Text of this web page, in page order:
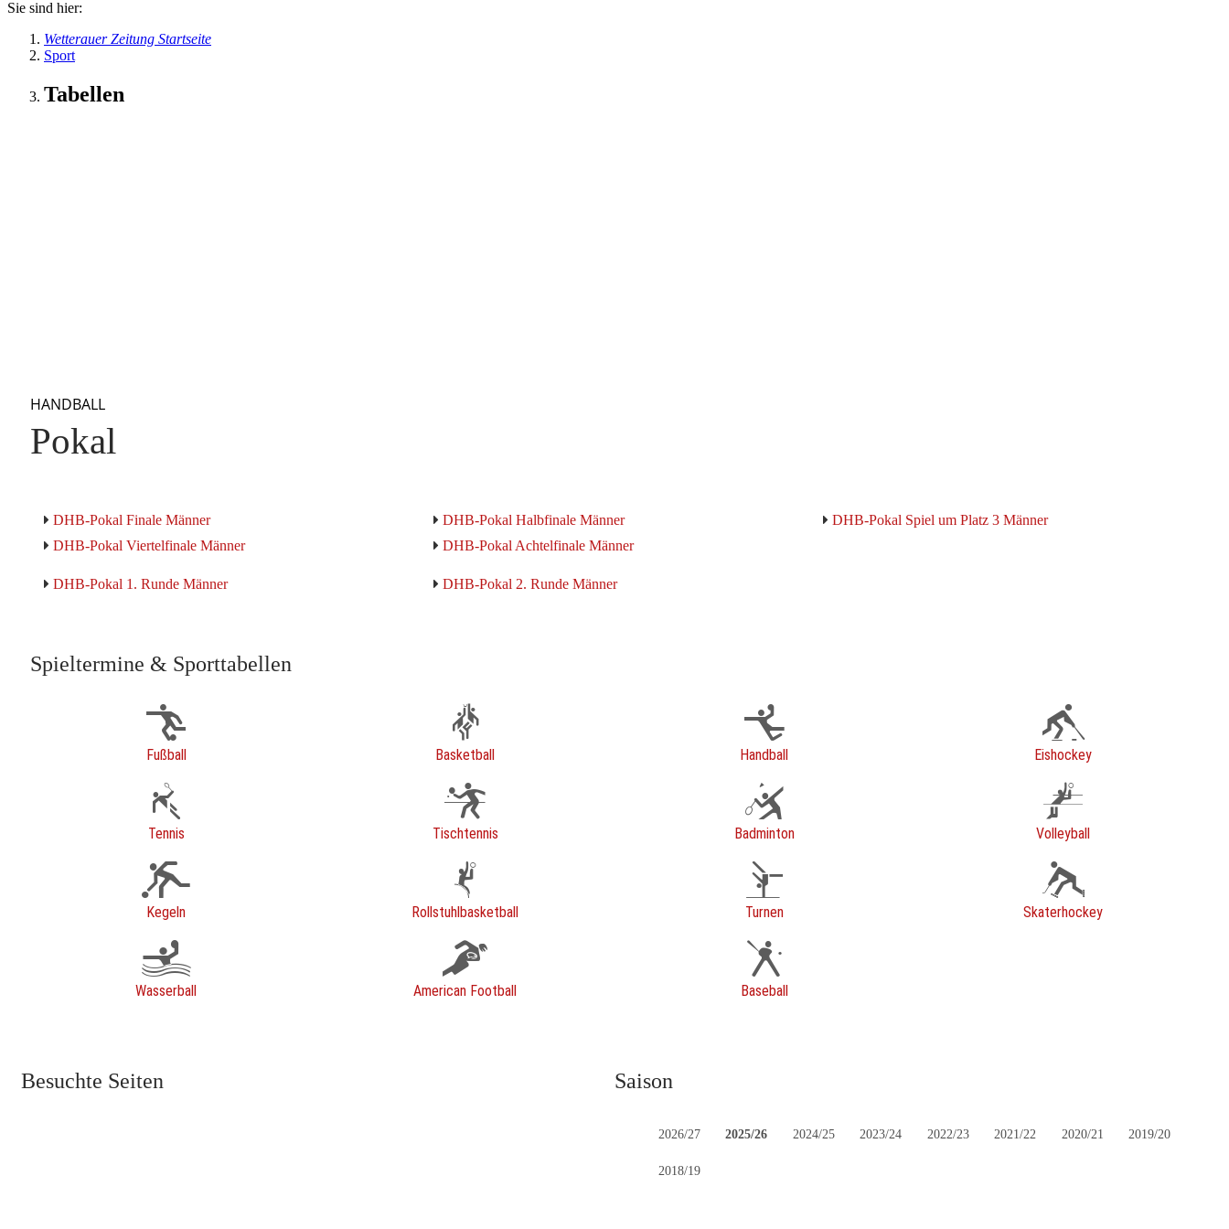
Sie sind hier:
Wetterauer Zeitung Startseite
Sport
Tabellen
HANDBALL
Pokal
DHB-Pokal Finale Männer DHB-Pokal Halbfinale Männer
DHB-Pokal Spiel um Platz 3 Männer
DHB-Pokal Viertelfinale Männer
DHB-Pokal Achtelfinale Männer
DHB-Pokal 1. Runde Männer DHB-Pokal 2. Runde Männer
Spieltermine & Sporttabellen
Fußball Basketball Handball Eishockey
Tennis Tischtennis Badminton Volleyball
Kegeln Rollstuhlbasketball Turnen Skaterhockey
Wasserball American Football Baseball
Besuchte Seiten Saison
2026/27 2025/26 2024/25 2023/24 2022/23 2021/22 2020/21 2019/20
2018/19